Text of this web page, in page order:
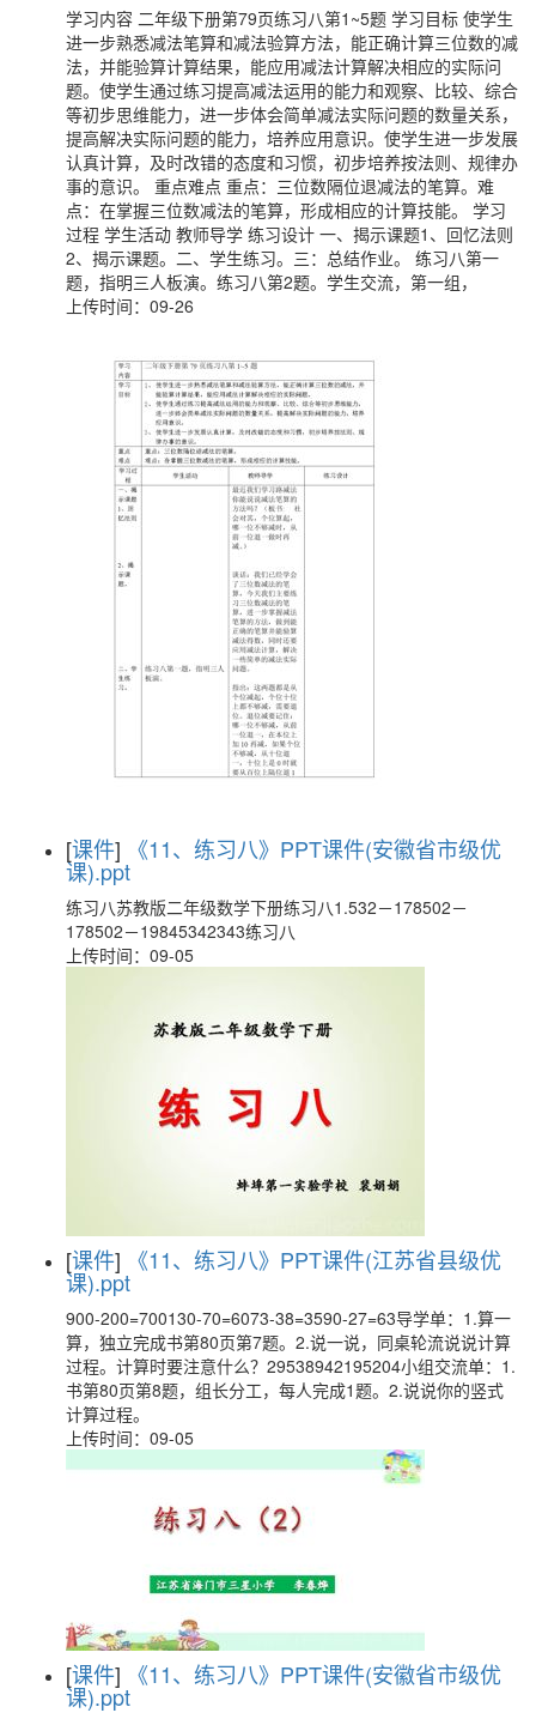
学习内容 二年级下册第79页练习八第1~5题 学习目标 使学生
进一步熟悉减法笔算和减法验算方法，能正确计算三位数的减
法，并能验算计算结果，能应用减法计算解决相应的实际问
题。使学生通过练习提高减法运用的能力和观察、比较、综合
等初步思维能力，进一步体会简单减法实际问题的数量关系，
提高解决实际问题的能力，培养应用意识。使学生进一步发展
认真计算，及时改错的态度和习惯，初步培养按法则、规律办
事的意识。 重点难点 重点：三位数隔位退减法的笔算。难
点：在掌握三位数减法的笔算，形成相应的计算技能。 学习
过程 学生活动 教师导学 练习设计 一、揭示课题1、回忆法则
2、揭示课题。二、学生练习。三：总结作业。 练习八第一
题，指明三人板演。练习八第2题。学生交流，第一组，
上传时间：09-26
[课件] 《11、练习八》PPT课件(安徽省市级优
课).ppt
练习八苏教版二年级数学下册练习八1.532－178502－
178502－19845342343练习八
上传时间：09-05
[课件] 《11、练习八》PPT课件(江苏省县级优
课).ppt
900-200=700130-70=6073-38=3590-27=63导学单：1.算一
算，独立完成书第80页第7题。2.说一说，同桌轮流说说计算
过程。计算时要注意什么？29538942195204小组交流单：1.
书第80页第8题，组长分工，每人完成1题。2.说说你的竖式
计算过程。
上传时间：09-05
[课件] 《11、练习八》PPT课件(安徽省市级优
课).ppt